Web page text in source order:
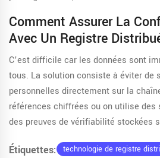
Comment Assurer La
Avec Un Registre
C’est difficile car les données sont
tous. La solution consiste à éviter de
personnelles directement sur la
références chiffrées ou on utilise des
des preuves de vérifiabilité stockées
Étiquettes: technologie de registre